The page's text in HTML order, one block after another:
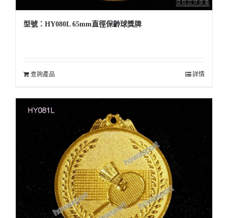
型號：HY080L 65mm直徑保齡球獎牌
查詢產品 詳情